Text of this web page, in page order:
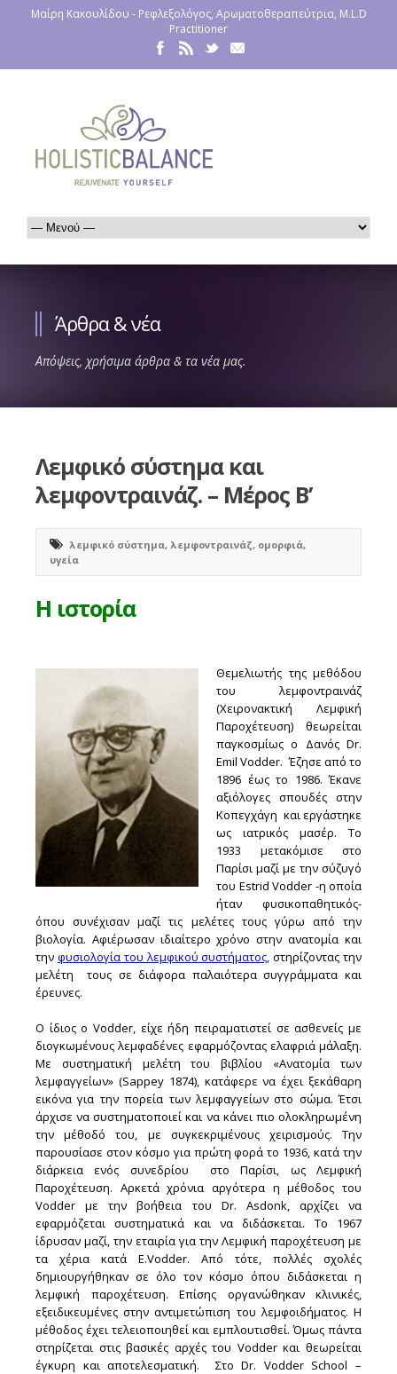
Μαίρη Κακουλίδου - Ρεφλεξολόγος, Αρωματοθεραπεύτρια, M.L.D
Practitioner
Άρθρα & νέα
Απόψεις, χρήσιμα άρθρα & τα νέα μας.
Λεμφικό σύστημα και
λεμφοντραινάζ. – Μέρος Β’
λεμφικό σύστημα, λεμφοντραινάζ, ομορφιά,
υγεία
Η ιστορία
Θεμελιωτής της μεθόδου
του λεμφοντραινάζ
(Χειρονακτική Λεμφική
Παροχέτευση) θεωρείται
παγκοσμίως ο Δανός Dr.
Emil Vodder. Έζησε από το
1896 έως το 1986. Έκανε
αξιόλογες σπουδές στην
Κοπεγχάγη και εργάστηκε
ως ιατρικός μασέρ. Το
1933 μετακόμισε στο
Παρίσι μαζί με την σύζυγό
του Estrid Vodder -η οποία
ήταν φυσικοπαθητικός-
όπου συνέχισαν μαζί τις μελέτες τους γύρω από την
βιολογία. Αφιέρωσαν ιδιαίτερο χρόνο στην ανατομία και
την φυσιολογία του λεμφικού συστήματος, στηρίζοντας την
μελέτη τους σε διάφορα παλαιότερα συγγράμματα και
έρευνες.
Ο ίδιος ο Vodder, είχε ήδη πειραματιστεί σε ασθενείς με
διογκωμένους λεμφαδένες εφαρμόζοντας ελαφριά μάλαξη.
Με συστηματική μελέτη του βιβλίου «Ανατομία των
λεμφαγγείων» (Sappey 1874), κατάφερε να έχει ξεκάθαρη
εικόνα για την πορεία των λεμφαγγείων στο σώμα. Έτσι
άρχισε να συστηματοποιεί και να κάνει πιο ολοκληρωμένη
την μέθοδό του, με συγκεκριμένους χειρισμούς. Την
παρουσίασε στον κόσμο για πρώτη φορά το 1936, κατά την
διάρκεια ενός συνεδρίου στο Παρίσι, ως Λεμφική
Παροχέτευση. Αρκετά χρόνια αργότερα η μέθοδος του
Vodder με την βοήθεια του Dr. Asdonk, αρχίζει να
εφαρμόζεται συστηματικά και να διδάσκεται. Tο 1967
ίδρυσαν μαζί, την εταιρία για την Λεμφική παροχέτευση με
τα χέρια κατά E.Vodder. Από τότε, πολλές σχολές
δημιουργήθηκαν σε όλο τον κόσμο όπου διδάσκεται η
λεμφική παροχέτευση. Επίσης οργανώθηκαν κλινικές,
εξειδικευμένες στην αντιμετώπιση του λεμφοιδήματος. Η
μέθοδος έχει τελειοποιηθεί και εμπλουτισθεί. Όμως πάντα
στηρίζεται στις βασικές αρχές του Vodder και θεωρείται
έγκυρη και αποτελεσματική. Στο Dr. Vodder School –